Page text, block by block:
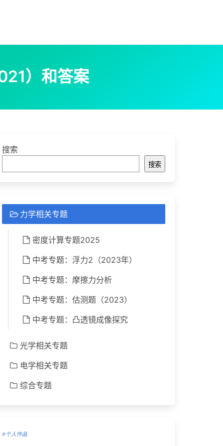
）和答案
搜索
搜索
力学相关专题
密度计算专题2025
中考专题：浮力2（2023年）
中考专题：摩擦力分析
中考专题：估测题（2023）
中考专题：凸透镜成像探究
光学相关专题
电学相关专题
综合专题
#个人作品